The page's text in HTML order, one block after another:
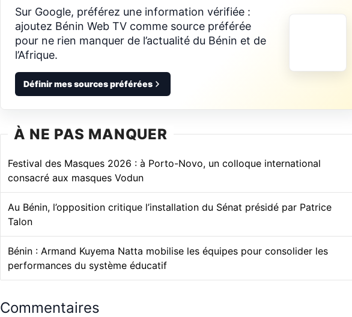
Sur Google, préférez une information vérifiée :
ajoutez Bénin Web TV comme source préférée
pour ne rien manquer de l’actualité du Bénin et de
l’Afrique.
Définir mes sources préférées
À NE PAS MANQUER
Festival des Masques 2026 : à Porto-Novo, un colloque international
consacré aux masques Vodun
Au Bénin, l’opposition critique l’installation du Sénat présidé par Patrice
Talon
Bénin : Armand Kuyema Natta mobilise les équipes pour consolider les
performances du système éducatif
Commentaires